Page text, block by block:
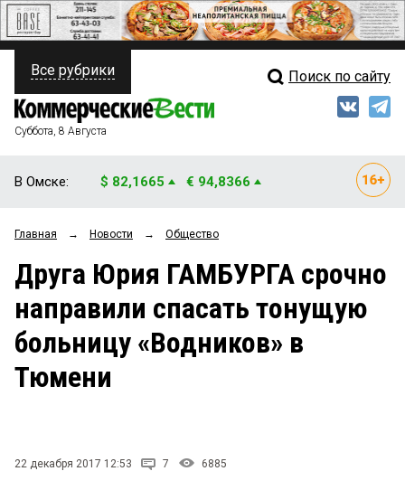
ПОЛИТИКА
ФИНАНСЫ
ОБЩЕСТВО
ЗАКОН
НОВОСТИ КОМПАНИЙ
Свежий выпуск
Рейтинги
Блоги
Архив
Все рубрики Поиск по сайту
Суббота, 8 Августа
В Омске: $ 82,1665 € 94,8366
Главная → Новости → Общество
Друга Юрия ГАМБУРГА срочно
направили спасать тонущую
больницу «Водников» в
Тюмени
22 декабря 2017 12:53 7 6885